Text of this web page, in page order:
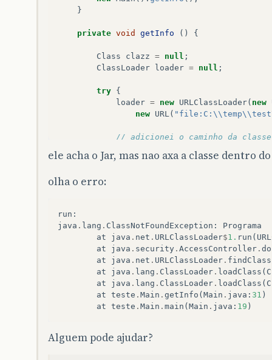
}
private void getInfo () {
Class clazz = null ;
ClassLoader
loader = null ;
try {
loader = new URLClassLoader( new
new URL(
// adicionei o caminho da
loadClass
String campo = ( String ) field.
System . out.println(campo );
} catch (MalformedURLException ex)
{
ex . printStackTrace();
}
catch (ClassNotFoundException ex )
ex .printStackTrace();
}
catch ( InstantiationException
catch ( IllegalAccessException
ex
ele acha o Jar, mas nao axa a classe dentro do
olha o erro:
run :
java . lang . ClassNotFoundException :
Programa
at
java . net . URLClassLoader$1. run (
at
java . security . AccessController .
at
java . net . URLClassLoader . findClass
at
java . lang . ClassLoader . loadClass (
at
java . lang . ClassLoader . loadClass (
at teste . Main . getInfo ( Main . java : 31 )
at teste . Main . main ( Main . java : 19 )
Alguem pode ajudar?